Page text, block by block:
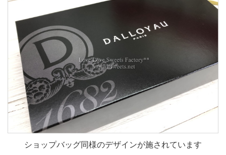
ショップバッグ同様のデザインが施されています